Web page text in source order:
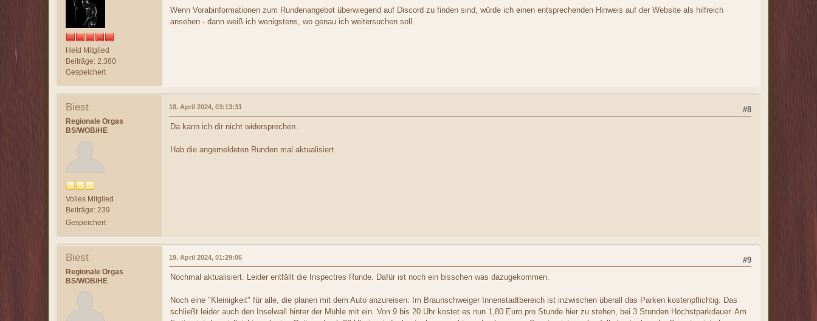
Held Mitglied
Beiträge: 2.380
Gespeichert
Wenn Vorabinformationen zum Rundenangebot überwiegend auf Discord zu finden sind, würde ich einen entsprechenden Hinweis auf der Website als hilfreich
ansehen - dann weiß ich wenigstens, wo genau ich weitersuchen soll.
Biest
Regionale Orgas
BS/WOB/HE
Volles Mitglied
Beiträge: 239
Gespeichert
#8
18. April 2024, 03:13:31
Da kann ich dir nicht widersprechen.
Hab die angemeldeten Runden mal aktualisiert.
Biest
Regionale Orgas
BS/WOB/HE
#9
19. April 2024, 01:29:06
Nochmal aktualisiert. Leider entfällt die Inspectres Runde. Dafür ist noch ein bisschen was dazugekommen.
Noch eine "Kleinigkeit" für alle, die planen mit dem Auto anzureisen: Im Braunschweiger Innenstadtbereich ist inzwischen überall das Parken kostenpflichtig. Das
schließt leider auch den Inselwall hinter der Mühle mit ein. Von 9 bis 20 Uhr kostet es nun 1,80 Euro pro Stunde hier zu stehen, bei 3 Stunden Höchstparkdauer. Am